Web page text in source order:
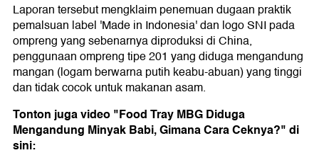
Laporan tersebut mengklaim penemuan dugaan praktik
pemalsuan label 'Made in Indonesia' dan logo SNI pada
ompreng yang sebenarnya diproduksi di China,
penggunaan ompreng tipe 201 yang diduga mengandung
mangan (logam berwarna putih keabu-abuan) yang tinggi
dan tidak cocok untuk makanan asam.
Tonton juga video "Food Tray MBG Diduga
Mengandung Minyak Babi, Gimana Cara Ceknya?" di
sini: